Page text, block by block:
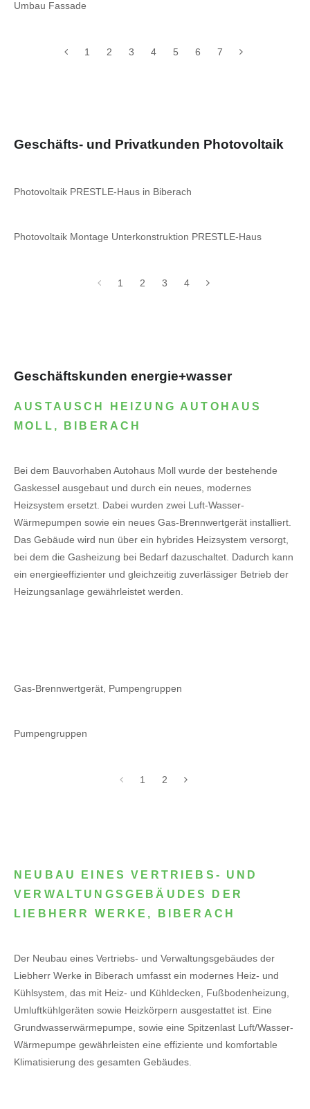
Umbau Fassade
1 2 3 4 5 6 7
Geschäfts- und Privatkunden Photovoltaik
Photovoltaik PRESTLE-Haus in Biberach
Photovoltaik Montage Unterkonstruktion PRESTLE-Haus
1 2 3 4
Geschäftskunden energie+wasser
AUSTAUSCH HEIZUNG AUTOHAUS
MOLL, BIBERACH
Bei dem Bauvorhaben Autohaus Moll wurde der bestehende
Gaskessel ausgebaut und durch ein neues, modernes
Heizsystem ersetzt. Dabei wurden zwei Luft-Wasser-
Wärmepumpen sowie ein neues Gas-Brennwertgerät installiert.
Das Gebäude wird nun über ein hybrides Heizsystem versorgt,
bei dem die Gasheizung bei Bedarf dazuschaltet. Dadurch kann
ein energieeffizienter und gleichzeitig zuverlässiger Betrieb der
Heizungsanlage gewährleistet werden.
Gas-Brennwertgerät, Pumpengruppen
Pumpengruppen
1 2
NEUBAU EINES VERTRIEBS- UND
VERWALTUNGSGEBÄUDES DER
LIEBHERR WERKE, BIBERACH
Der Neubau eines Vertriebs- und Verwaltungsgebäudes der
Liebherr Werke in Biberach umfasst ein modernes Heiz- und
Kühlsystem, das mit Heiz- und Kühldecken, Fußbodenheizung,
Umluftkühlgeräten sowie Heizkörpern ausgestattet ist. Eine
Grundwasserwärmepumpe, sowie eine Spitzenlast Luft/Wasser-
Wärmepumpe gewährleisten eine effiziente und komfortable
Klimatisierung des gesamten Gebäudes.